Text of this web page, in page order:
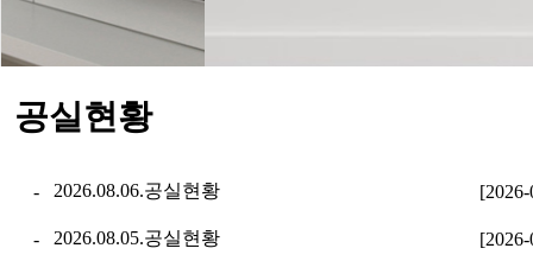
공실현황
- 2026.08.06.공실현황
- 2026.08.05.공실현황